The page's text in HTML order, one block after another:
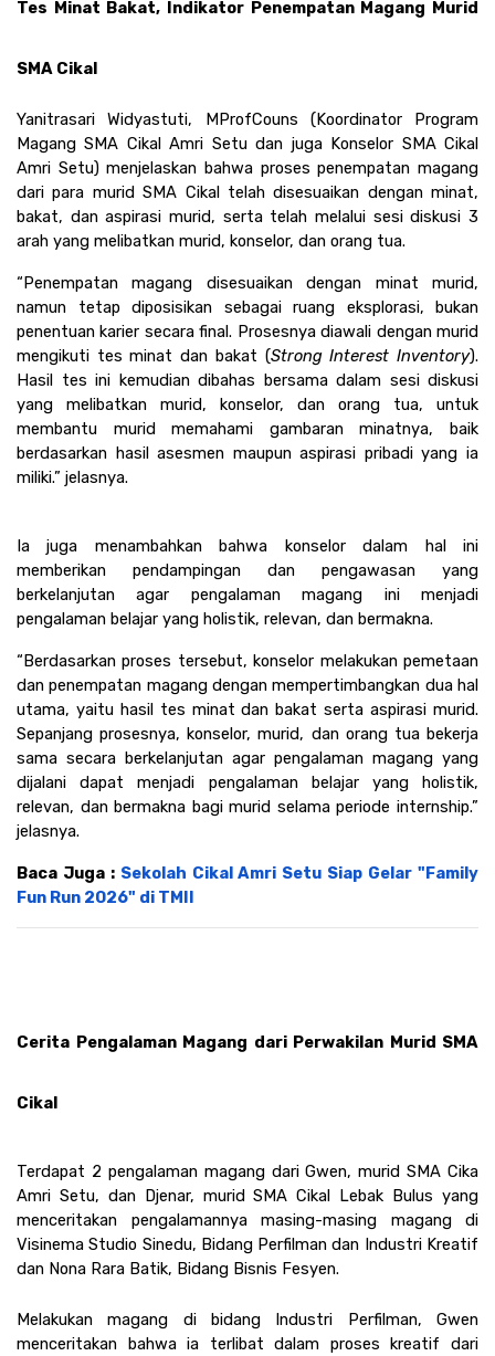
Tes Minat Bakat, Indikator Penempatan Magang Murid
SMA Cikal
Yanitrasari Widyastuti, MProfCouns (Koordinator Program
Magang SMA Cikal Amri Setu dan juga Konselor SMA Cikal
Amri Setu) menjelaskan bahwa proses penempatan magang
dari para murid SMA Cikal telah disesuaikan dengan minat,
bakat, dan aspirasi murid, serta telah melalui sesi diskusi 3
arah yang melibatkan murid, konselor, dan orang tua.
“Penempatan magang disesuaikan dengan minat murid,
namun tetap diposisikan sebagai ruang eksplorasi, bukan
penentuan karier secara final. Prosesnya diawali dengan murid
mengikuti tes minat dan bakat (Strong Interest Inventory).
Hasil tes ini kemudian dibahas bersama dalam sesi diskusi
yang melibatkan murid, konselor, dan orang tua, untuk
membantu murid memahami gambaran minatnya, baik
berdasarkan hasil asesmen maupun aspirasi pribadi yang ia
miliki.” jelasnya.
Ia juga menambahkan bahwa konselor dalam hal ini
memberikan pendampingan dan pengawasan yang
berkelanjutan agar pengalaman magang ini menjadi
pengalaman belajar yang holistik, relevan, dan bermakna.
“Berdasarkan proses tersebut, konselor melakukan pemetaan
dan penempatan magang dengan mempertimbangkan dua hal
utama, yaitu hasil tes minat dan bakat serta aspirasi murid.
Sepanjang prosesnya, konselor, murid, dan orang tua bekerja
sama secara berkelanjutan agar pengalaman magang yang
dijalani dapat menjadi pengalaman belajar yang holistik,
relevan, dan bermakna bagi murid selama periode internship.”
jelasnya.
Baca Juga : Sekolah Cikal Amri Setu Siap Gelar "Family
Fun Run 2026" di TMII
Cerita Pengalaman Magang dari Perwakilan Murid SMA
Cikal
Terdapat 2 pengalaman magang dari Gwen, murid SMA Cika
Amri Setu, dan Djenar, murid SMA Cikal Lebak Bulus yang
menceritakan pengalamannya masing-masing magang di
Visinema Studio Sinedu, Bidang Perfilman dan Industri Kreatif
dan Nona Rara Batik, Bidang Bisnis Fesyen.
Melakukan magang di bidang Industri Perfilman, Gwen
menceritakan bahwa ia terlibat dalam proses kreatif dari